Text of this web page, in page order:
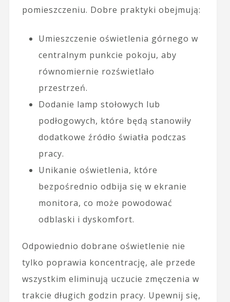
pomieszczeniu. Dobre praktyki obejmują:
Umieszczenie oświetlenia górnego w
centralnym punkcie pokoju, aby
równomiernie rozświetlało
przestrzeń.
Dodanie lamp stołowych lub
podłogowych, które będą stanowiły
dodatkowe źródło światła podczas
pracy.
Unikanie oświetlenia, które
bezpośrednio odbija się w ekranie
monitora, co może powodować
odblaski i dyskomfort.
Odpowiednio dobrane oświetlenie nie
tylko poprawia koncentrację, ale przede
wszystkim eliminują uczucie zmęczenia w
trakcie długich godzin pracy. Upewnij się,